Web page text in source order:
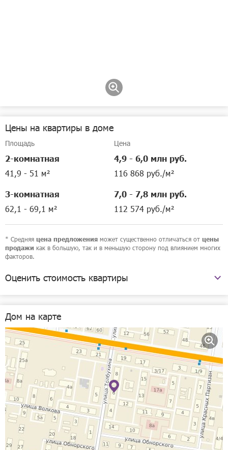
Цены на квартиры в доме
Площадь Цена
2-комнатная
41,9 - 51 м²
4,9 - 6,0 млн руб.
116 868 руб./м²
3-комнатная
62,1 - 69,1 м²
7,0 - 7,8 млн руб.
112 574 руб./м²
* Средняя цена предложения может существенно отличаться от цены
продажи как в большую, так и в меньшую сторону под влиянием многих
факторов.
Оценить стоимость квартиры
Рассчитать
Дом на карте